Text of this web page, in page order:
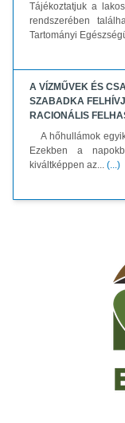
Tájékoztatjuk a
rendszerében
Tartományi
A VÍZMŰVEK ÉS
SZABADKA
RACIONÁLIS
A hőhullámok
Ezekben a
kiváltképpen az... (...)